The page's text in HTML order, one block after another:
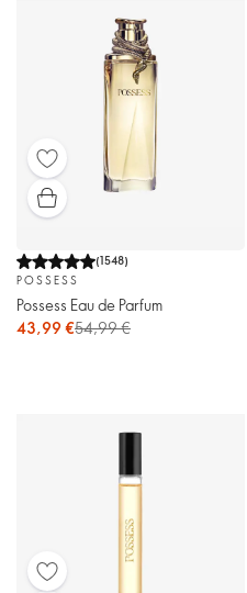
(1548)
POSSESS
Possess Eau de Parfum
43,99 €54,99 €